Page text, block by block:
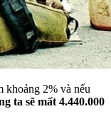
khoảng 2% và nếu
ta sẽ mất 4.440.000